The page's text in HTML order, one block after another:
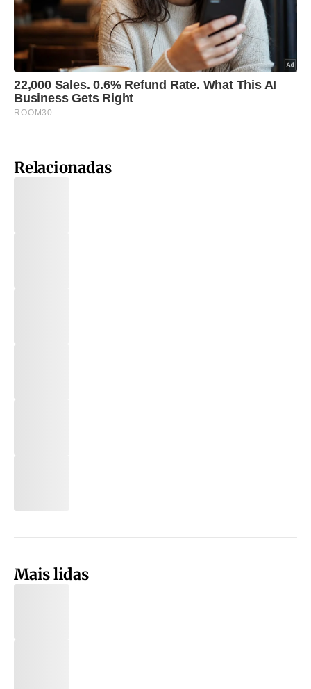
Relacionadas
Mais lidas